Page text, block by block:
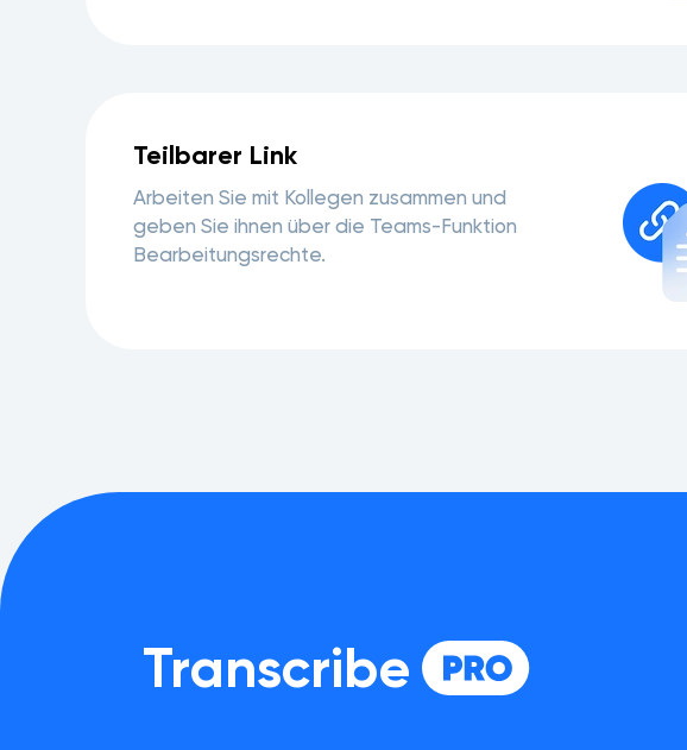
Teilbarer Link
Arbeiten Sie mit Kollegen zusammen und
geben Sie ihnen über die Teams-Funktion
Bearbeitungsrechte.
Transcribe